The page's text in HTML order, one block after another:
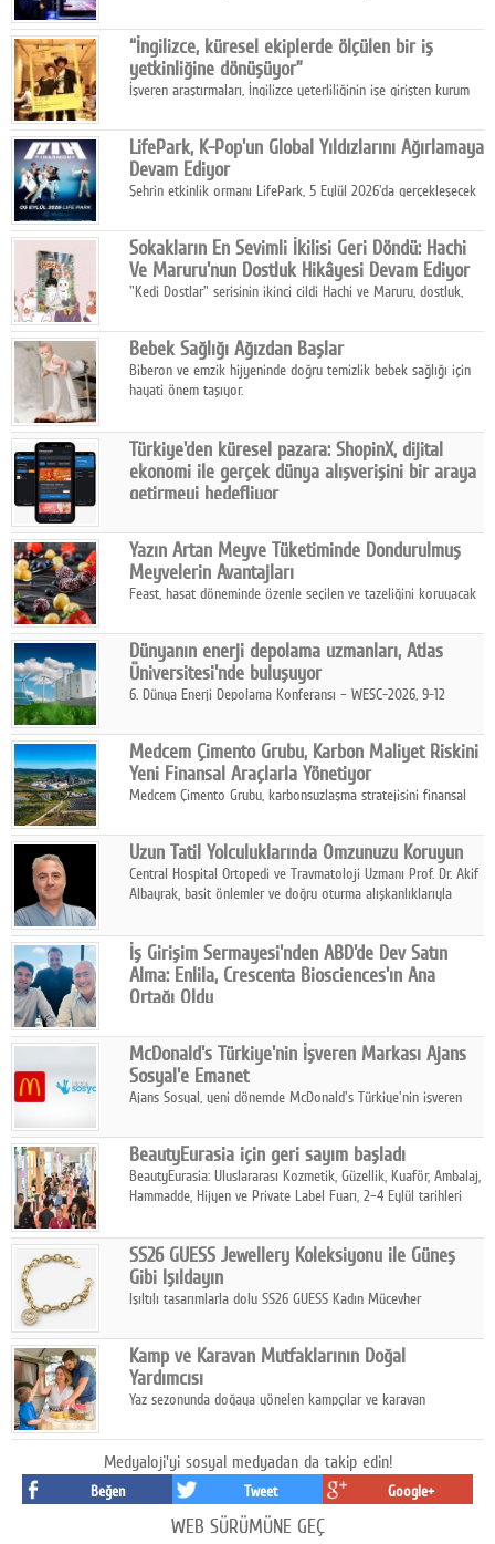
yaz etkinlikleri kapsamında uluslararası yıldızları ağırlamaya
devam ediyor
“İngilizce, küresel ekiplerde ölçülen bir iş
yetkinliğine dönüşüyor”
İşveren araştırmaları, İngilizce yeterliliğinin işe girişten kurum
gösteriyor.
LifePark, K-Pop'un Global Yıldızlarını Ağırlamaya
Devam Ediyor
Şehrin etkinlik ormanı LifePark, 5 Eylül 2026'da gerçekleşecek
haritasında önemli bir destinasyon haline getirmeye
hazırlanıyor.
Sokakların En Sevimli İkilisi Geri Döndü: Hachi
Ve Maruru'nun Dostluk Hikâyesi Devam Ediyor
"Kedi Dostlar" serisinin ikinci cildi Hachi ve Maruru, dostluk,
mevsiminin zorlu koşulları eşliğinde anlatıyor.
Bebek Sağlığı Ağızdan Başlar
Biberon ve emzik hijyeninde doğru temizlik bebek sağlığı için
hayati önem taşıyor.
Türkiye'den küresel pazara: ShopinX, dijital
ekonomi ile gerçek dünya alışverişini bir araya
getirmeyi hedefliyor
ekonomi ile gerçek dünya alışveriş deneyimi arasında köprü
kurmayı hedefleyen vizyonuyla uluslararası pazarlara açılıyor.
Yazın Artan Meyve Tüketiminde Dondurulmuş
Meyvelerin Avantajları
Feast, hasat döneminde özenle seçilen ve tazeliğini koruyacak
pratik, güvenilir ve lezzetli bir alternatif sunuyor.
Dünyanın enerji depolama uzmanları, Atlas
Üniversitesi'nde buluşuyor
6. Dünya Enerji Depolama Konferansı – WESC-2026, 9-12
sahipliğinde gerçekleştirilecek.
Medcem Çimento Grubu, Karbon Maliyet Riskini
Yeni Finansal Araçlarla Yönetiyor
Medcem Çimento Grubu, karbonsuzlaşma stratejisini finansal
Uzun Tatil Yolculuklarında Omzunuzu Koruyun
Central Hospital Ortopedi ve Travmatoloji Uzmanı Prof. Dr. Akif
Albayrak, basit önlemler ve doğru oturma alışkanlıklarıyla
İş Girişim Sermayesi'nden ABD'de Dev Satın
Alma: Enlila, Crescenta Biosciences'ın Ana
Ortağı Oldu
stratejisini uluslararası ölçeğe taşıyan satın alma hamlesini
tamamladı.
McDonald's Türkiye'nin İşveren Markası Ajans
Sosyal'e Emanet
Ajans Sosyal, yeni dönemde McDonald's Türkiye'nin işveren
BeautyEurasia için geri sayım başladı
BeautyEurasia: Uluslararası Kozmetik, Güzellik, Kuaför, Ambalaj,
Hammadde, Hijyen ve Private Label Fuarı, 2–4 Eylül tarihleri
SS26 GUESS Jewellery Koleksiyonu ile Güneş
Gibi Işıldayın
Işıltılı tasarımlarla dolu SS26 GUESS Kadın Mücevher
dokunuşunu taşıyor.
Kamp ve Karavan Mutfaklarının Doğal
Yardımcısı
Yaz sezonunda doğaya yönelen kampçılar ve karavan
temizlik sağlayan, çevreye duyarlı bitkisel içerikli ürünleri tercih
ediyor.
Medyaloji'yi sosyal medyadan da takip edin!
Beğen Tweet Google+
WEB SÜRÜMÜNE GEÇ